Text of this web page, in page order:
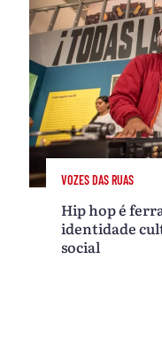
VOZES DAS RUAS
Hip hop é
identidade
social